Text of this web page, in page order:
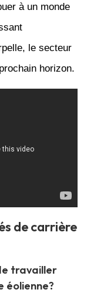
à un monde
le secteur
horizon.
de carrière
travailler
éolienne?